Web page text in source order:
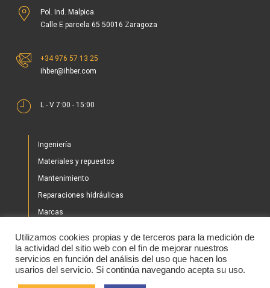
Pol. Ind. Malpica
Calle E parcela 65 50016 Zaragoza
+34 976 57 13 25
ihber@ihber.com
L - V 7:00 - 15:00
Ingeniería
Materiales y repuestos
Mantenimiento
Reparaciones hidráulicas
Marcas
Tienda
Noticias
Utilizamos cookies propias y de terceros para la medición de
la actividad del sitio web con el fin de mejorar nuestros
servicios en función del análisis del uso que hacen los
usarios del servicio. Si continúa navegando acepta su uso.